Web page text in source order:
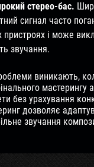
стерео-бас.
сигнал часто
пристроях і може
звучання.
виникають,
мастерингу
без урахування
дозволяє
звучання